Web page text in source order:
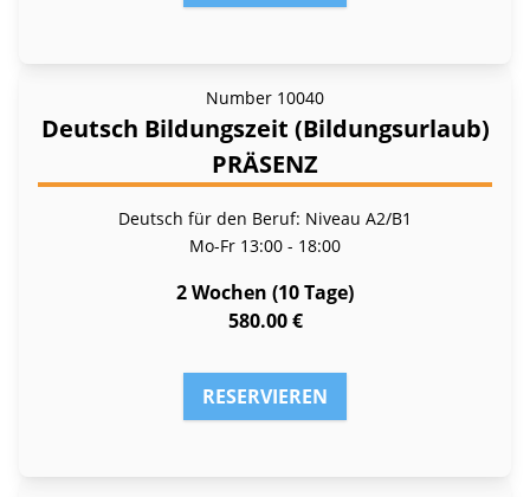
Number 10040
Deutsch Bildungszeit (Bildungsurlaub)
PRÄSENZ
Deutsch für den Beruf: Niveau A2/B1
Mo-Fr 13:00 - 18:00
2 Wochen (10 Tage)
580.00 €
RESERVIEREN